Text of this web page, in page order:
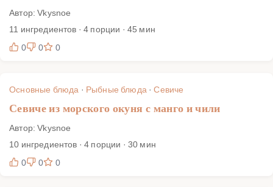
Автор: Vkysnoe
11 ингредиентов · 4 порции · 45 мин
0
0 0
Основные блюда · Рыбные блюда·Севиче
Севиче из морского окуня с манго и чили
Автор: Vkysnoe
10 ингредиентов · 4 порции · 30 мин
0
0 0